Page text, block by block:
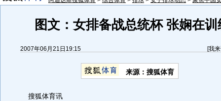
图文：女排备战总统杯 张娴在
2007年06月21日19:15 [我
来源：搜狐体育
搜狐体育讯